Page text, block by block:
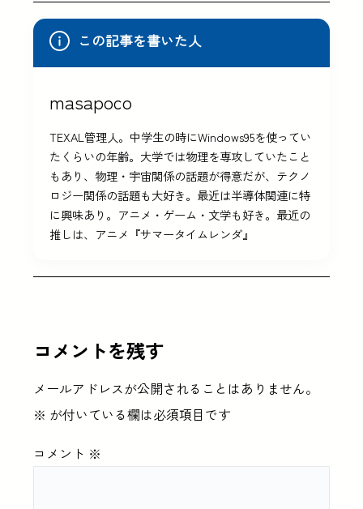
この記事を書いた人
masapoco
TEXAL管理人。中学生の時にWindows95を使ってい
たくらいの年齢。大学では物理を専攻していたこと
もあり、物理・宇宙関係の話題が得意だが、テクノ
ロジー関係の話題も大好き。最近は半導体関連に特
に興味あり。アニメ・ゲーム・文学も好き。最近の
推しは、アニメ『サマータイムレンダ』
コメントを残す
メールアドレスが公開されることはありません。
※ が付いている欄は必須項目です
コメント ※